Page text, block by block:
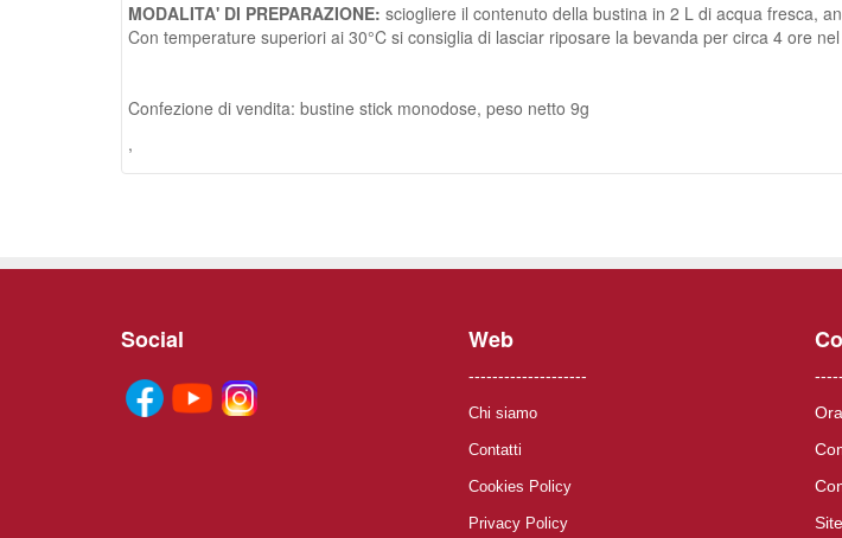
MODALITA' DI PREPARAZIONE: sciogliere il contenuto della bustina in 2 L di acqua fresca,
Con temperature superiori ai 30°C si consiglia di lasciar riposare la bevanda per circa 4 ore
Confezione di vendita: bustine stick monodose, peso netto 9g
,
Social Web
--------------------
Chi siamo
Contatti
Cookies Policy
Privacy Policy